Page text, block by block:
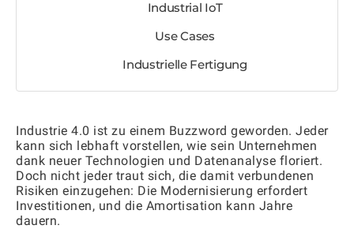
Industrial IoT
Use Cases
Industrielle Fertigung
Industrie 4.0 ist zu einem Buzzword geworden. Jeder
kann sich lebhaft vorstellen, wie sein Unternehmen
dank neuer Technologien und Datenanalyse floriert.
Doch nicht jeder traut sich, die damit verbundenen
Risiken einzugehen: Die Modernisierung erfordert
Investitionen, und die Amortisation kann Jahre
dauern.